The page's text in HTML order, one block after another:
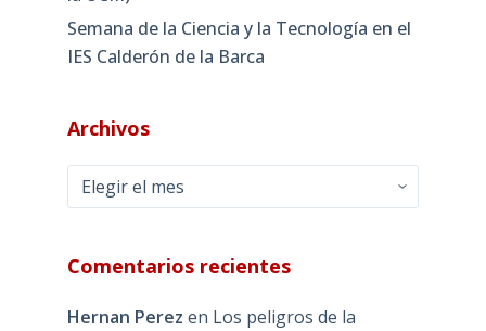
Semana de la Ciencia y la Tecnología en el
IES Calderón de la Barca
Archivos
Archivos
Comentarios recientes
Hernan Perez en Los peligros de la